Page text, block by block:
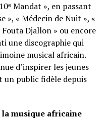
Mandat », en passant
», « Médecin de Nuit », «
Fouta Djallon » ou encore
une discographie qui
musical africain.
d’inspirer les jeunes
un public fidèle depuis
musique africaine